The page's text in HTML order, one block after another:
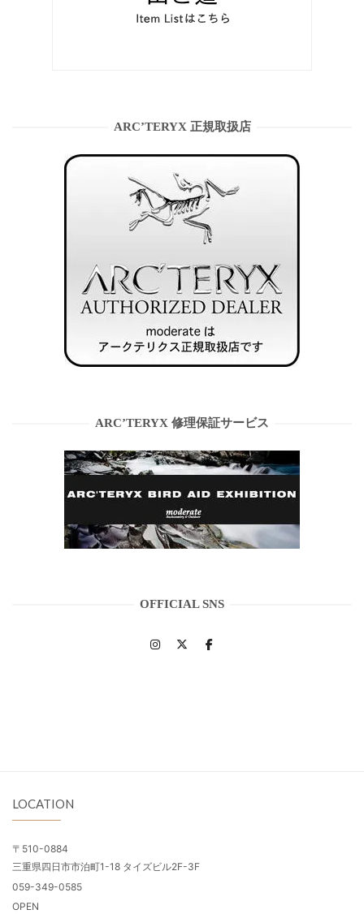
ARC’TERYX 正規取扱店
ARC’TERYX 修理保証サービス
OFFICIAL SNS
LOCATION
〒510-0884
三重県四日市市泊町1-18 タイズビル2F-3F
059-349-0585
OPEN